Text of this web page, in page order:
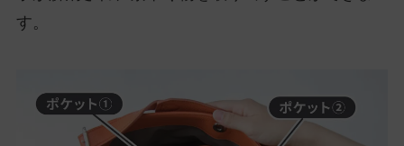
す。